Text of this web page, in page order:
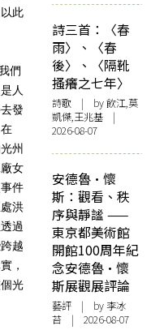
此
們
人
發
州
女
件
洪
過
越
，
光
詩三首：〈春
雨〉、〈春
後〉、〈隔靴
搔癢之七年〉
詩歌 | by 飲江,莫
凱傑,王兆基 |
2026-08-07
安德魯·懷
斯：觀看、秩
序與靜謐 ——
東京都美術館
開館100周年紀
念安德魯·懷
斯展觀展評論
藝評 | by 李冰
苔 | 2026-08-07